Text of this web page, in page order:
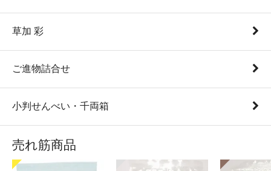
草加 彩
ご進物詰合せ
小判せんべい・千両箱
売れ筋商品